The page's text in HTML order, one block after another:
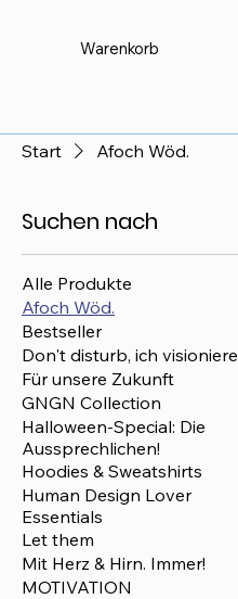
Warenkorb
Start Afoch Wöd.
Suchen nach
Alle Produkte
Afoch Wöd.
Bestseller
Don't disturb, ich visioniere
Für unsere Zukunft
GNGN Collection
Halloween-Special: Die
Aussprechlichen!
Hoodies & Sweatshirts
Human Design Lover
Essentials
Let them
Mit Herz & Hirn. Immer!
MOTIVATION